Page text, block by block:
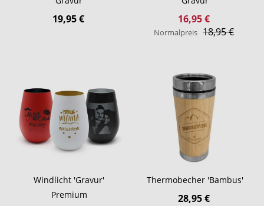
19,95 € Sonderangebot
16,95 €
Normalpreis 18,95 €
Windlicht 'Gravur'
Premium
Thermobecher 'Bambus'
28,95 €